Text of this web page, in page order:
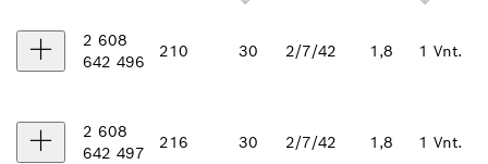
2 608
642 496
210 30 2/7/42 1,8 1 Vnt.
2 608
642 497
216 30 2/7/42 1,8 1 Vnt.